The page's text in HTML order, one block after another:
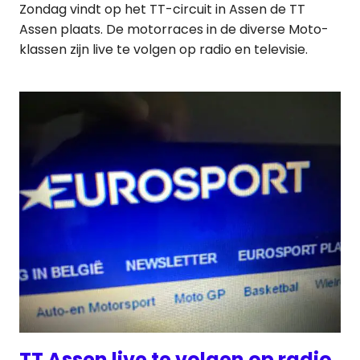
Zondag vindt op het TT-circuit in Assen de TT
Assen plaats. De motorraces in de diverse Moto-
klassen zijn live te volgen op radio en televisie.